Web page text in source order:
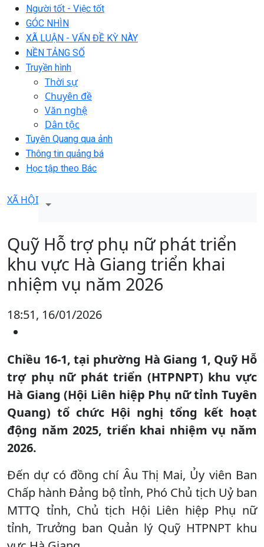
Người tốt - Việc tốt
GÓC NHÌN
XÃ LUẬN - VẤN ĐỀ KỲ NÀY
NỀN TẢNG SỐ
Truyền hình
Thời sự
Chuyên đề
Văn nghệ
Dân tộc
Tuyên Quang qua ảnh
Thông tin quảng bá
Học tập theo Bác
XÃ HỘI
Quỹ Hỗ trợ phụ nữ phát triển
khu vực Hà Giang triển khai
nhiệm vụ năm 2026
18:51, 16/01/2026
Chiều 16-1, tại phường Hà Giang 1, Quỹ Hỗ
trợ phụ nữ phát triển (HTPNPT) khu vực
Hà Giang (Hội Liên hiệp Phụ nữ tỉnh Tuyên
Quang) tổ chức Hội nghị tổng kết hoạt
động năm 2025, triển khai nhiệm vụ năm
2026.
Đến dự có đồng chí Âu Thị Mai, Ủy viên Ban
Chấp hành Đảng bộ tỉnh, Phó Chủ tịch Uỷ ban
MTTQ tỉnh, Chủ tịch Hội Liên hiệp Phụ nữ
tỉnh, Trưởng ban Quản lý Quỹ HTPNPT khu